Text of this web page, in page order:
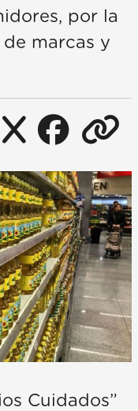
por la
marcas y
Cuidados”